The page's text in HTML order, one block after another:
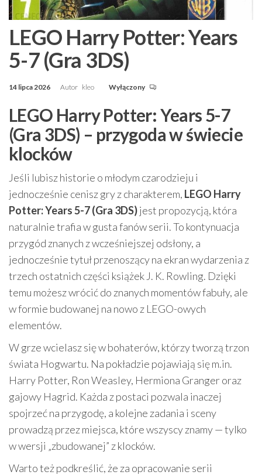
LEGO Harry Potter: Years
5-7 (Gra 3DS)
14 lipca 2026 Autor kleo Wyłączony
LEGO Harry Potter: Years 5-7
(Gra 3DS) – przygoda w świecie
klocków
Jeśli lubisz historie o młodym czarodzieju i
jednocześnie cenisz gry z charakterem, LEGO Harry
Potter: Years 5-7 (Gra 3DS)jest propozycją, która
naturalnie trafia w gusta fanów serii. To kontynuacja
przygód znanych z wcześniejszej odsłony, a
jednocześnie tytuł przenoszący na ekran wydarzenia z
trzech ostatnich części książek J. K. Rowling. Dzięki
temu możesz wrócić do znanych momentów fabuły, ale
w formie budowanej na nowo z LEGO-owych
elementów.
W grze wcielasz się w bohaterów, którzy tworzą trzon
świata Hogwartu. Na pokładzie pojawiają się m.in.
Harry Potter, Ron Weasley, Hermiona Granger oraz
gajowy Hagrid. Każda z postaci pozwala inaczej
spojrzeć na przygodę, a kolejne zadania i sceny
prowadzą przez miejsca, które wszyscy znamy — tylko
w wersji „zbudowanej” z klocków.
Warto też podkreślić, że za opracowanie serii